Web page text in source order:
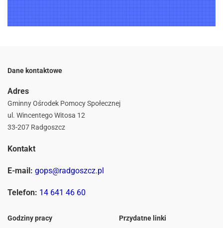
Dane kontaktowe
Adres
Gminny Ośrodek Pomocy Społecznej
ul. Wincentego Witosa 12
33-207 Radgoszcz
Kontakt
E-mail: gops@radgoszcz.pl
Telefon: 14 641 46 60
Godziny pracy Przydatne linki